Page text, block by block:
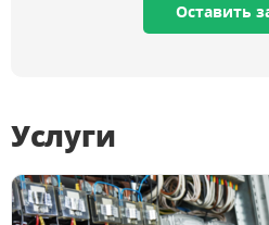
Оставить
Услуги